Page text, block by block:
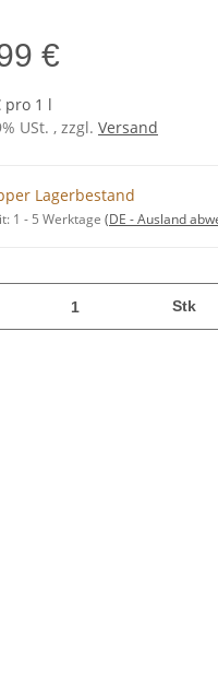
€
pro 1 l
USt. , zzgl. Versand
Lagerbestand
1 - 5 Werktage (DE - Ausland
Stk